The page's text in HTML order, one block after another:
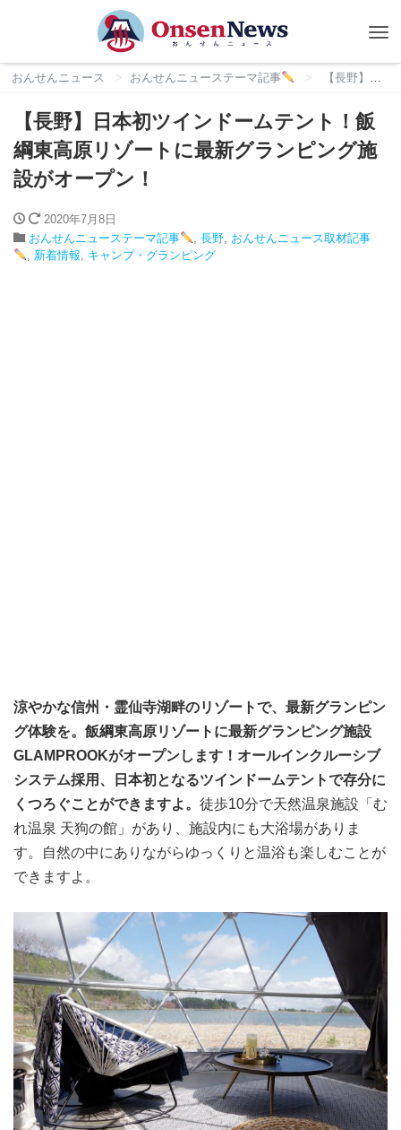
おんせんニュース おんせんニューステーマ記事 【長野】日本初ツインドームテント！飯綱東高原リゾートに最新グランピング施設がオープン！
【長野】日本初ツインドームテント！飯
綱東高原リゾートに最新グランピング施
設がオープン！
2020年7月8日
おんせんニューステーマ記事
, 長野, おんせんニュース取材記事
, 新着情報, キャンプ・グランピング
涼やかな信州・霊仙寺湖畔のリゾートで、最新グランピン
グ体験を。飯綱東高原リゾートに最新グランピング施設
GLAMPROOKがオープンします！オールインクルーシブ
システム採用、日本初となるツインドームテントで存分に
くつろぐことができますよ。 徒歩10分で天然温泉施設「む
れ温泉 天狗の館」があり、施設内にも大浴場がありま
す。自然の中にありながらゆっくりと温浴も楽しむことが
できますよ。